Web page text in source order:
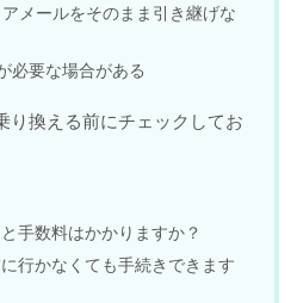
メールをそのまま引き継げな
必要な場合がある
り換える前にチェックしてお
手数料はかかりますか？
行かなくても手続きできます